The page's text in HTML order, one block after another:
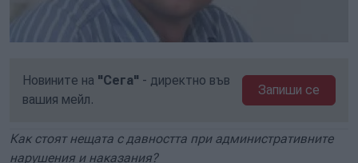
Новините на "Сега" - директно във
вашия мейл.
Запиши се
Как стоят нещата с давността при административните
нарушения и наказания?